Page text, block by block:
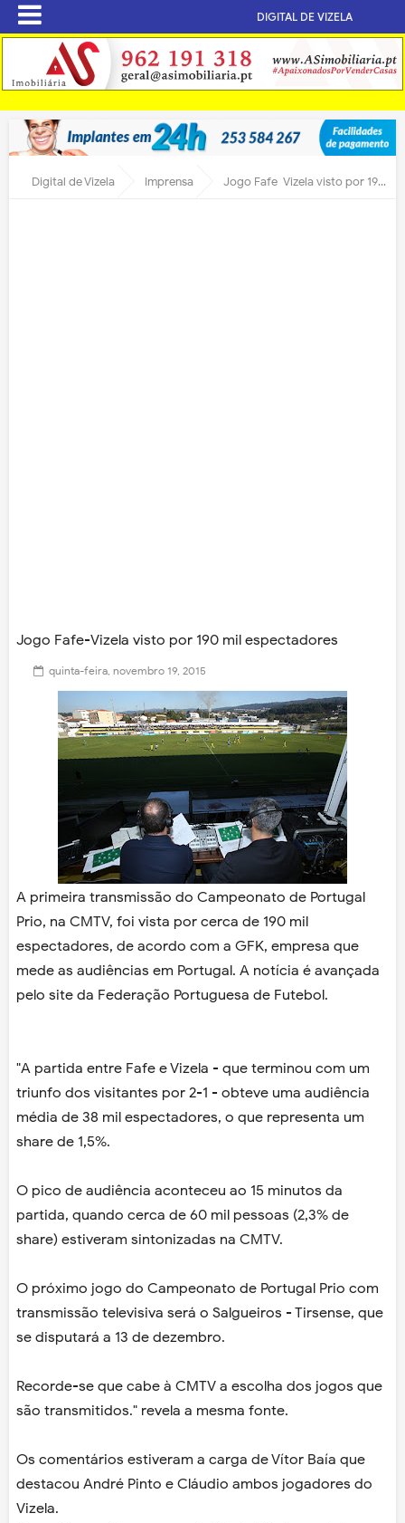
DIGITAL DE VIZELA
Digital de Vizela Imprensa Jogo Fafe-Vizela visto por 190 mil espectadores
Jogo Fafe-Vizela visto por 190 mil espectadores
quinta-feira, novembro 19, 2015
A primeira transmissão do Campeonato de Portugal
Prio, na CMTV, foi vista por cerca de 190 mil
espectadores, de acordo com a GFK, empresa que
mede as audiências em Portugal. A notícia é avançada
pelo site da Federação Portuguesa de Futebol.
"A partida entre Fafe e Vizela - que terminou com um
triunfo dos visitantes por 2-1 - obteve uma audiência
média de 38 mil espectadores, o que representa um
share de 1,5%.
O pico de audiência aconteceu ao 15 minutos da
partida, quando cerca de 60 mil pessoas (2,3% de
share) estiveram sintonizadas na CMTV.
O próximo jogo do Campeonato de Portugal Prio com
transmissão televisiva será o Salgueiros - Tirsense, que
se disputará a 13 de dezembro.
Recorde-se que cabe à CMTV a escolha dos jogos que
são transmitidos." revela a mesma fonte.
Os comentários estiveram a carga de Vítor Baía que
destacou André Pinto e Cláudio ambos jogadores do
Vizela.